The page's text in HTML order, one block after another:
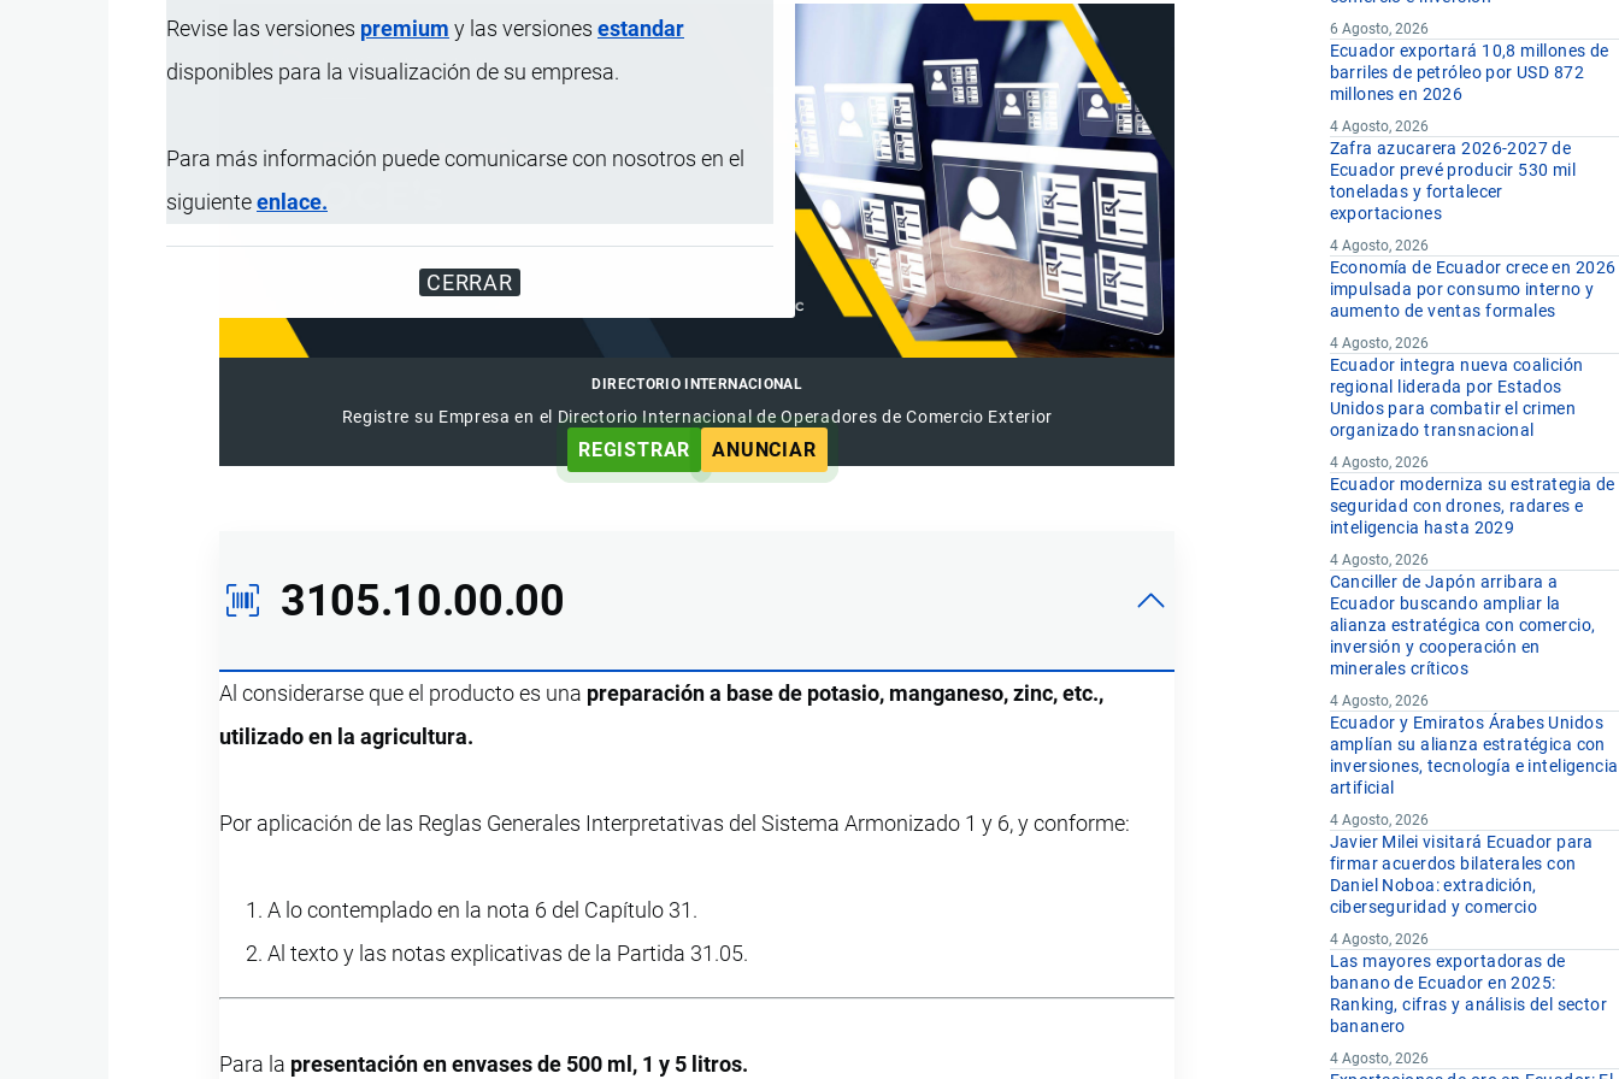
Revise las versiones premium y las versiones estandar
disponibles para la visualización de su empresa.
Para más información puede comunicarse con nosotros en el
siguienteenlace.
CERRAR
DIRECTORIO INTERNACIONAL
Registre su Empresa en el Directorio Internacional de Operadores de Comercio Exterior
REGISTRAR ANUNCIAR
3105.10.00.00
Al considerarse que el producto es una preparación a base de potasio, manganeso, zinc, etc.,
utilizado en la agricultura.
Por aplicación de las Reglas Generales Interpretativas del Sistema Armonizado 1 y 6, y conforme:
A lo contemplado en la nota 6 del Capítulo 31.
Al texto y las notas explicativas de la Partida 31.05.
Para la presentación en envases de 500 ml, 1 y 5 litros.
6 Agosto, 2026
Ecuador exportará 10,8 millones de
barriles de petróleo por USD 872
millones en 2026
4 Agosto, 2026
Zafra azucarera 2026-2027 de
Ecuador prevé producir 530 mil
toneladas y fortalecer
exportaciones
4 Agosto, 2026
Economía de Ecuador crece en 2026
impulsada por consumo interno y
aumento de ventas formales
4 Agosto, 2026
Ecuador integra nueva coalición
regional liderada por Estados
Unidos para combatir el crimen
organizado transnacional
4 Agosto, 2026
Ecuador moderniza su estrategia de
seguridad con drones, radares e
inteligencia hasta 2029
4 Agosto, 2026
Canciller de Japón arribara a
Ecuador buscando ampliar la
alianza estratégica con comercio,
inversión y cooperación en
minerales críticos
4 Agosto, 2026
Ecuador y Emiratos Árabes Unidos
amplían su alianza estratégica con
inversiones, tecnología e inteligencia
artificial
4 Agosto, 2026
Javier Milei visitará Ecuador para
firmar acuerdos bilaterales con
Daniel Noboa: extradición,
ciberseguridad y comercio
4 Agosto, 2026
Las mayores exportadoras de
banano de Ecuador en 2025:
Ranking, cifras y análisis del sector
bananero
4 Agosto, 2026